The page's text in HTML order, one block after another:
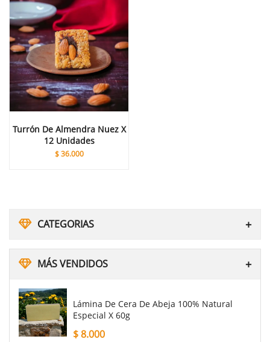
CATEGORIAS
MÁS VENDIDOS
Lámina De Cera De Abeja 100% Natural
Especial X 60g
$8.000
Turrón De Almendra Nuez X
12 Unidades
$36.000